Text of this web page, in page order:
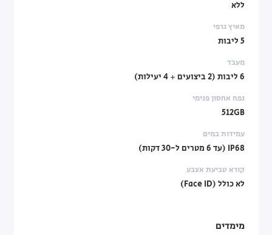
ללא
מאיץ גרפי
5 ליבות
מעבד
6 ליבות (2 ביצועים + 4 יעילות)
נפח אחסון פנימי
512GB
עמידות במים
IP68 (עד 6 מטרים ל-30 דקות)
קורא טביעת אצבע
לא כולל (Face ID)
מימדים